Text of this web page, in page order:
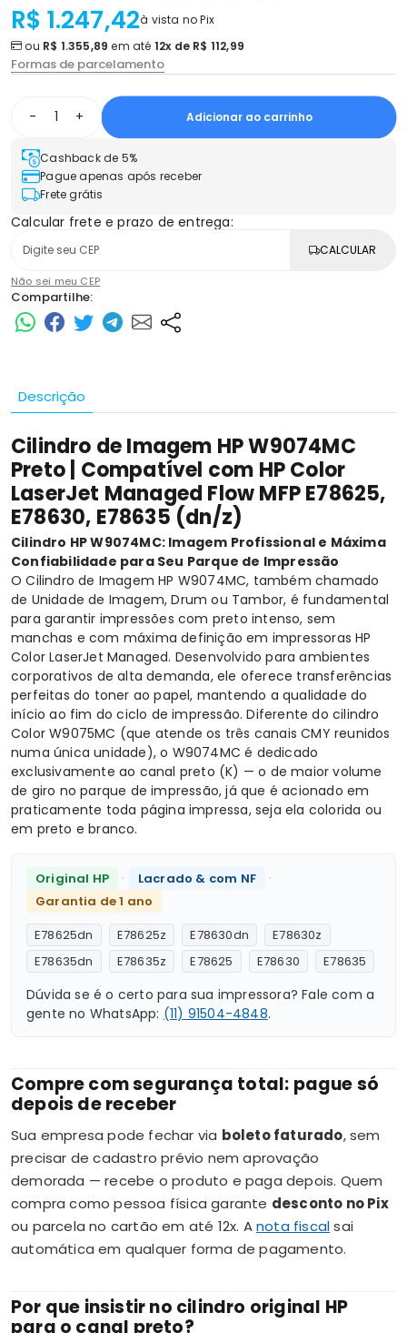
R$ 1.247,42à vista no Pix
ou R$ 1.355,89 em até 12x de R$ 112,99
Formas de parcelamento
- + Adicionar ao carrinho
Cashback de 5%
Pague apenas após receber
Frete grátis
Calcular frete e prazo de entrega:
CALCULAR
Não sei meu CEP
Compartilhe:
Descrição
Cilindro de Imagem HP W9074MC
Preto | Compatível com HP Color
LaserJet Managed Flow MFP E78625,
E78630, E78635 (dn/z)
Cilindro HP W9074MC: Imagem Profissional e Máxima
Confiabilidade para Seu Parque de Impressão
O Cilindro de Imagem HP W9074MC, também chamado
de Unidade de Imagem, Drum ou Tambor, é fundamental
para garantir impressões com preto intenso, sem
manchas e com máxima definição em impressoras HP
Color LaserJet Managed. Desenvolvido para ambientes
corporativos de alta demanda, ele oferece transferências
perfeitas do toner ao papel, mantendo a qualidade do
início ao fim do ciclo de impressão. Diferente do cilindro
ColorW9075MC (que atende os três canais CMY reunidos
numa única unidade), o W9074MC é dedicado
exclusivamente ao canal preto (K) — o de maior volume
de giro no parque de impressão, já que é acionado em
praticamente toda página impressa, seja ela colorida ou
em preto e branco.
Original HP · Lacrado & com NF ·
Garantia de 1 ano
E78625dn
E78625z E78630dn
E78630z
E78635dn
E78635z E78625 E78630 E78635
Dúvida se é o certo para sua impressora? Fale com a
gente no WhatsApp: (11) 91504-4848.
Compre com segurança total: pague só
depois de receber
Sua empresa pode fechar via boleto faturado, sem
precisar de cadastro prévio nem aprovação
demorada — recebe o produto e paga depois. Quem
compra como pessoa física garante desconto no Pix
ou parcela no cartão em até 12x. Anota fiscalsai
automática em qualquer forma de pagamento.
Por que insistir no cilindro original HP
para o canal preto?